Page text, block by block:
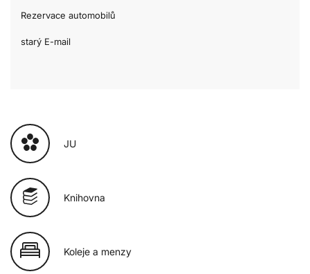
Rezervace automobilů
starý E-mail
JU
Knihovna
Koleje a menzy